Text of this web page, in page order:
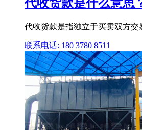
代收货款是什么意思
代收货款是指独立于买卖双方
联系电话: 180 3780 8511